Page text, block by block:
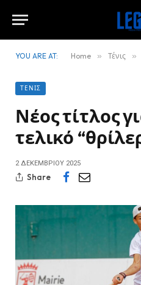
YOU ARE AT: Home » Τένις »
ΤΈΝΙΣ
Νέος τίτλος
τελικό
2 ΔΕΚΕΜΒΡΊΟΥ 2025
Share